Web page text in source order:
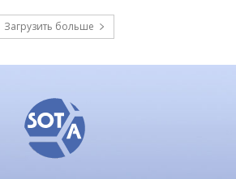
Загрузить больше